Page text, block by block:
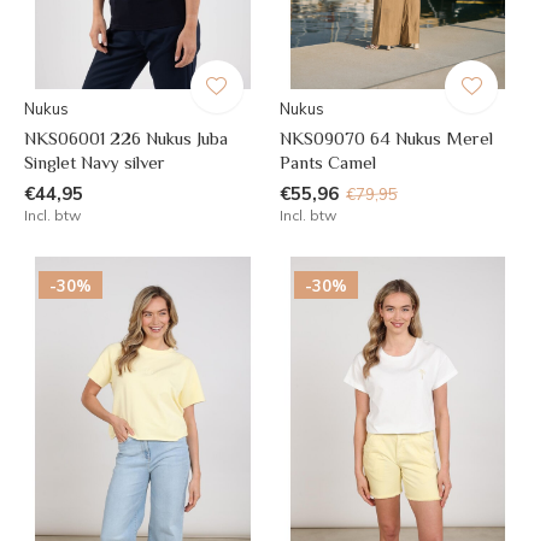
Nukus
NKS06001 226 Nukus Juba
Singlet Navy silver
€44,95
Incl. btw
Nukus
NKS09070 64 Nukus Merel
Pants Camel
€55,96 €79,95
Incl. btw
-30% -30%